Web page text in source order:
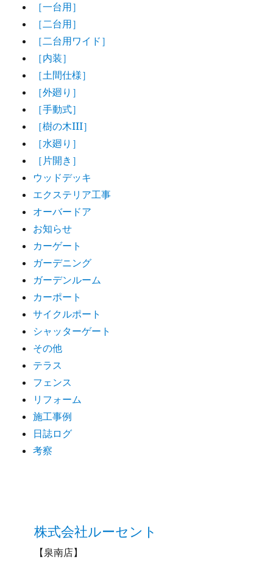
［一台用］
［二台用］
［二台用ワイド］
［内装］
［土間仕様］
［外廻り］
［手動式］
［樹の木III］
［水廻り］
［片開き］
ウッドデッキ
エクステリア工事
オーバードア
お知らせ
カーゲート
ガーデニング
ガーデンルーム
カーポート
サイクルポート
シャッターゲート
その他
テラス
フェンス
リフォーム
施工事例
日誌ログ
考察
株式会社ルーセント
【泉南店】